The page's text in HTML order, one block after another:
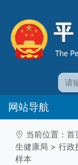
网站导航
当前位置： 首
生健康局 > 行政
样本